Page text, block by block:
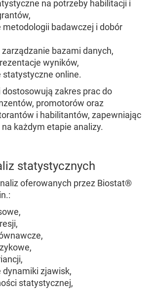
na potrzeby habilitacji i
metodologii badawczej i dobór
bazami danych,
wyników,
statystyczne online.
dostosowują zakres prac do
promotorów oraz
i habilitantów, zapewniając
na każdym etapie analizy.
statystycznych
oferowanych przez Biostat®
dynamiki zjawisk,
statystycznej,